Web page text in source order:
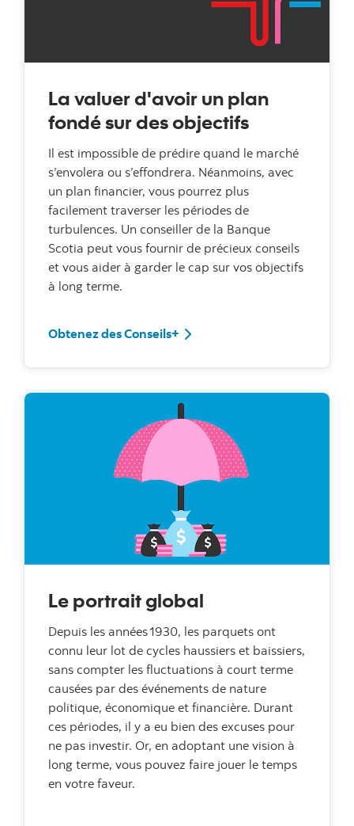
La valuer d'avoir un plan
fondé sur des objectifs
Il est impossible de prédire quand le marché
s’envolera ou s’effondrera. Néanmoins, avec
un plan financier, vous pourrez plus
facilement traverser les périodes de
turbulences. Un conseiller de la Banque
Scotia peut vous fournir de précieux conseils
et vous aider à garder le cap sur vos objectifs
à long terme.
Obtenez des Conseils+
Le portrait global
Depuis les années 1930, les parquets ont
connu leur lot de cycles haussiers et baissiers,
sans compter les fluctuations à court terme
causées par des événements de nature
politique, économique et financière. Durant
ces périodes, il y a eu bien des excuses pour
ne pas investir. Or, en adoptant une vision à
long terme, vous pouvez faire jouer le temps
en votre faveur.